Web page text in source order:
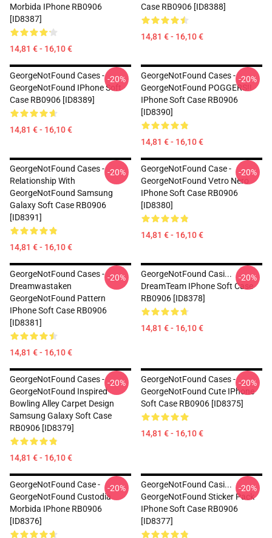
Morbida IPhone RB0906
[ID8387]
14,81 € - 16,10 €
Case RB0906 [ID8388]
14,81 € - 16,10 €
GeorgeNotFound Cases -
GeorgeNotFound IPhone Soft
Case RB0906 [ID8389]
14,81 € - 16,10 €
-20%
GeorgeNotFound Cases -
GeorgeNotFound POGGERS!!
IPhone Soft Case RB0906
[ID8390]
14,81 € - 16,10 €
-20%
GeorgeNotFound Cases -
Relationship With
GeorgeNotFound Samsung
Galaxy Soft Case RB0906
[ID8391]
14,81 € - 16,10 €
-20%
GeorgeNotFound Case -
GeorgeNotFound Vetro Nero
IPhone Soft Case RB0906
[ID8380]
14,81 € - 16,10 €
-20%
GeorgeNotFound Cases -
Dreamwastaken
GeorgeNotFound Pattern
IPhone Soft Case RB0906
[ID8381]
14,81 € - 16,10 €
-20%
GeorgeNotFound Casi...
DreamTeam IPhone Soft Case
RB0906 [ID8378]
14,81 € - 16,10 €
-20%
GeorgeNotFound Cases -
GeorgeNotFound Inspired
Bowling Alley Carpet Design
Samsung Galaxy Soft Case
RB0906 [ID8379]
14,81 € - 16,10 €
-20%
GeorgeNotFound Cases -
GeorgeNotFound Cute IPhone
Soft Case RB0906 [ID8375]
14,81 € - 16,10 €
-20%
GeorgeNotFound Case -
GeorgeNotFound Custodia
Morbida IPhone RB0906
[ID8376]
-20%
GeorgeNotFound Casi...
GeorgeNotFound Sticker Pack
IPhone Soft Case RB0906
[ID8377]
-20%